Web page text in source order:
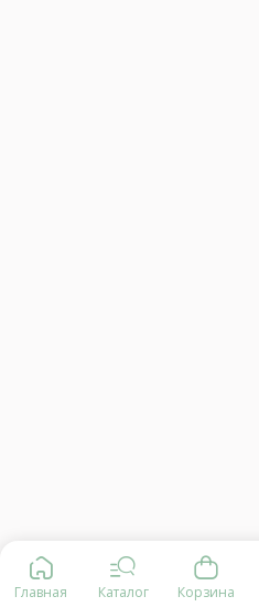
Главная Каталог Корзина